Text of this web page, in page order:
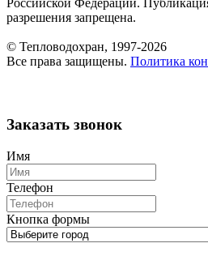
Российской Федерации.
разрешения запрещена.
© Тепловодохран, 1997-2026
Все права защищены. Политика
Заказать звонок
Имя
Телефон
Кнопка формы